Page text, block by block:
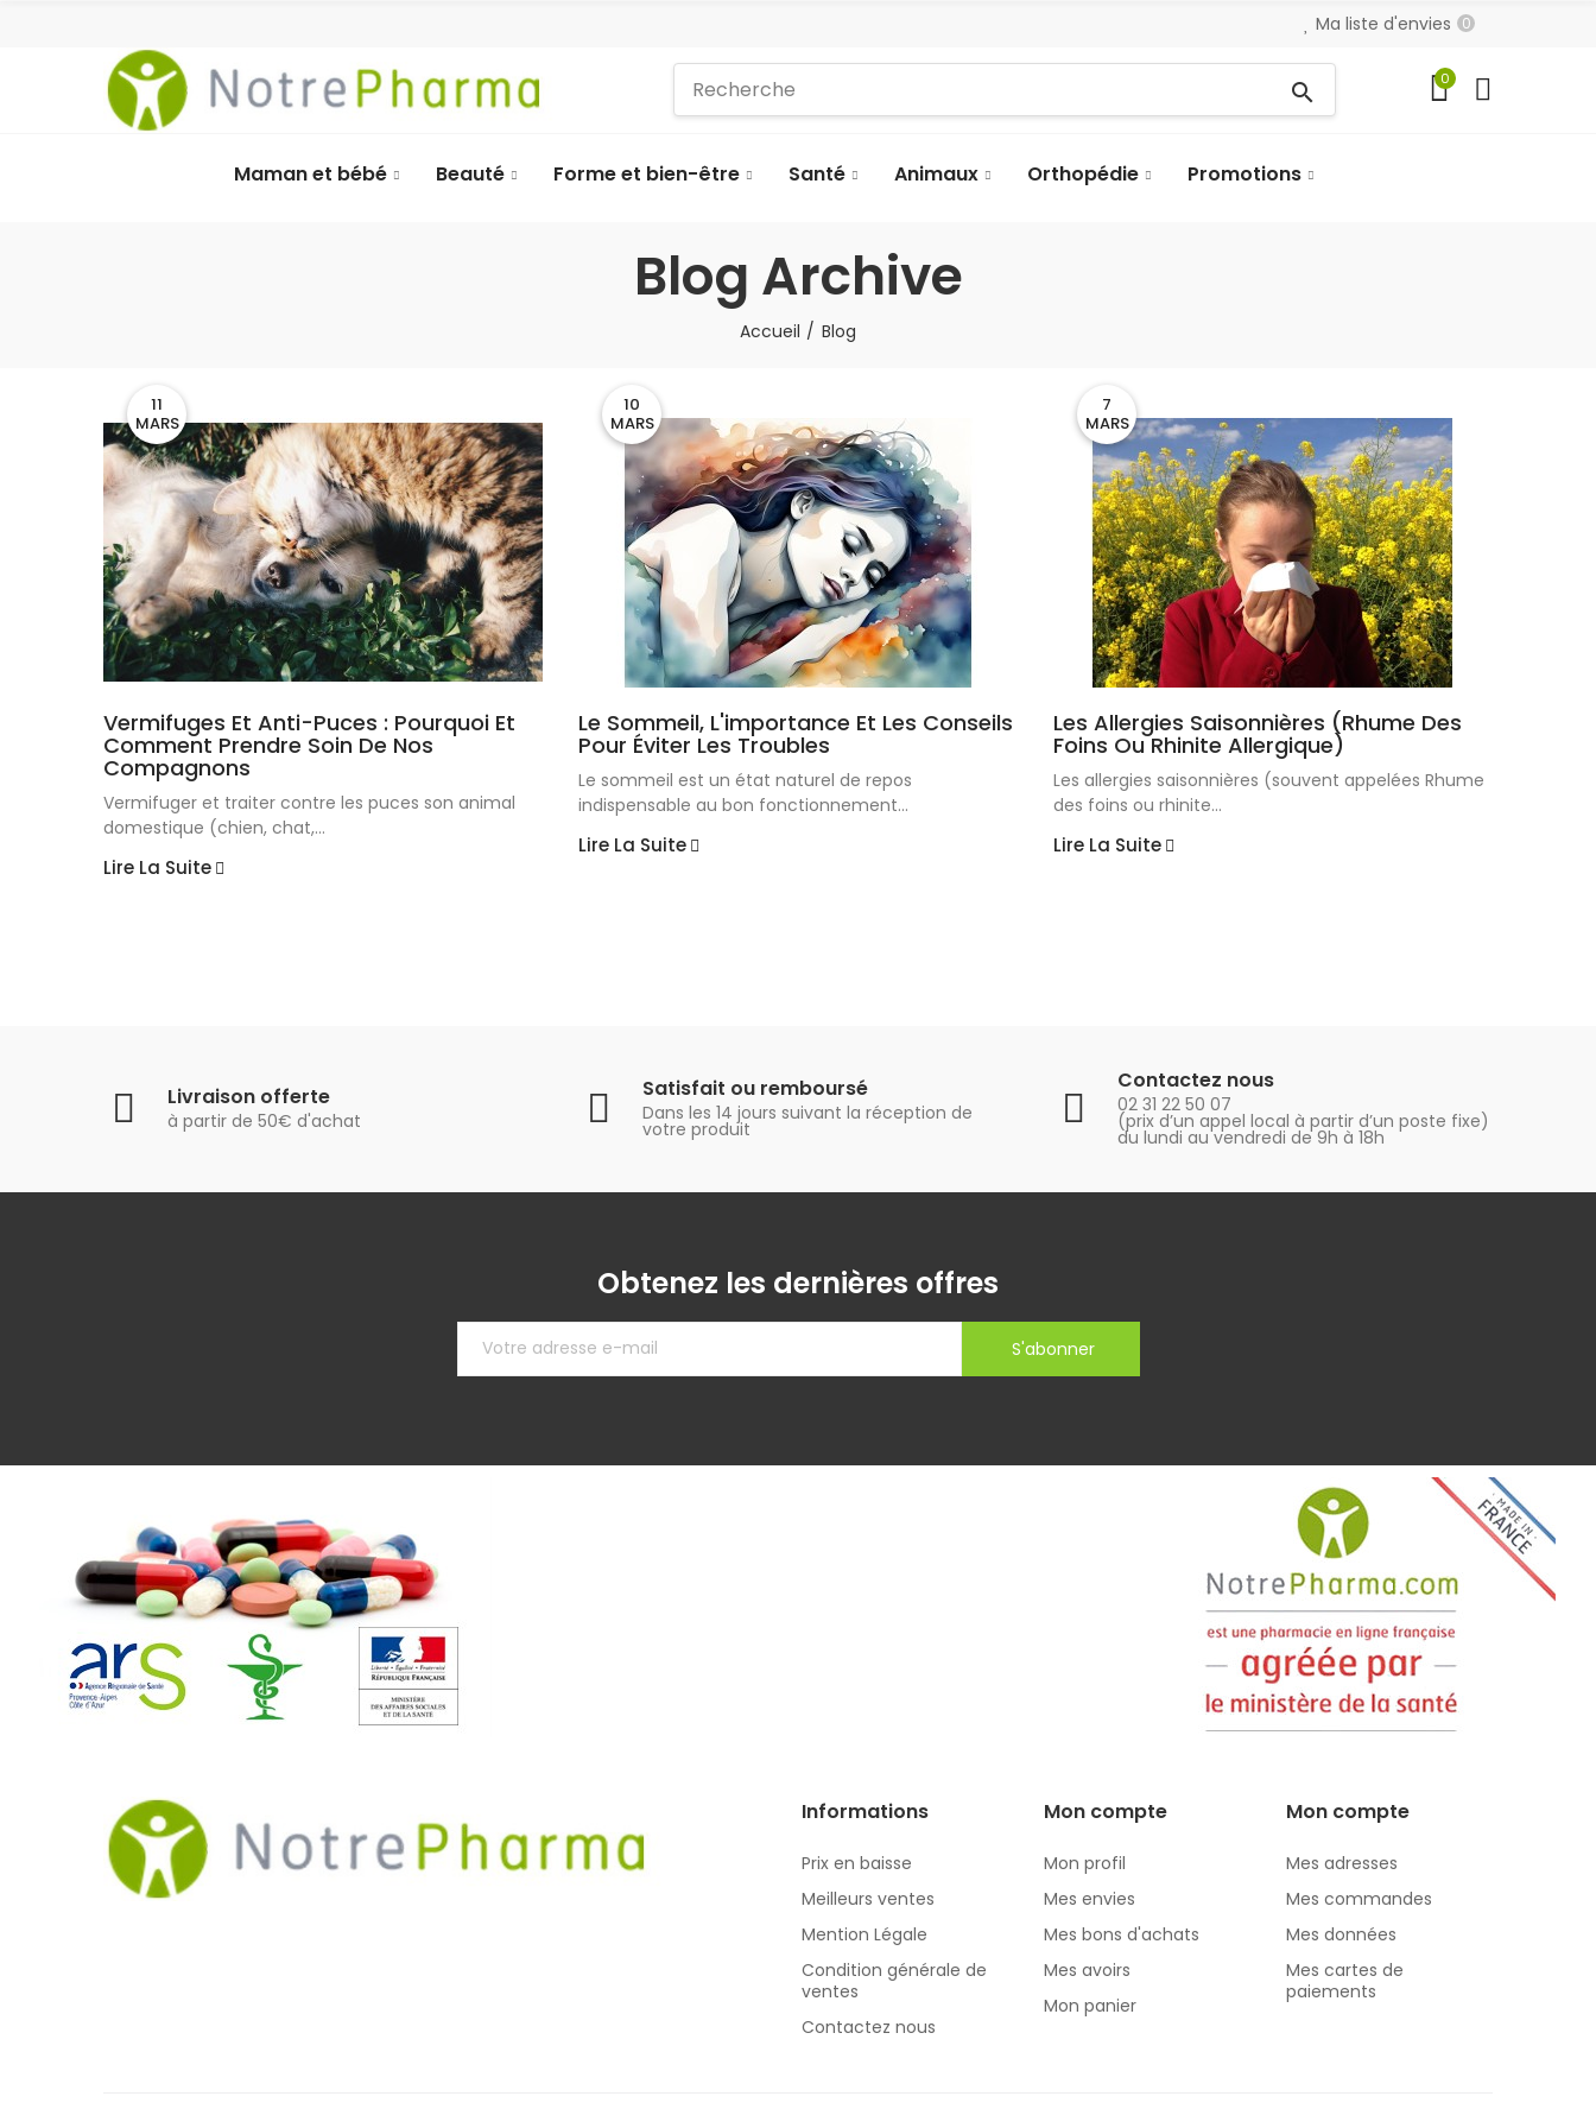
Ma liste d'envies 0
search 0
Maman et bébé Beauté Forme et bien-être Santé Animaux Orthopédie Promotions
Blog Archive
Accueil Blog
11
MARS
Vermifuges Et Anti-Puces : Pourquoi Et
Comment Prendre Soin De Nos
Compagnons
Vermifuger et traiter contre les puces son animal
domestique (chien, chat,...
Lire La Suite
10
MARS
Le Sommeil, L'importance Et Les Conseils
Pour Éviter Les Troubles
Le sommeil est un état naturel de repos
indispensable au bon fonctionnement...
Lire La Suite
7
MARS
Les Allergies Saisonnières (rhume Des
Foins Ou Rhinite Allergique)
Les allergies saisonnières (souvent appelées Rhume
des foins ou rhinite...
Lire La Suite
Livraison offerte
à partir de 50€ d'achat
Satisfait ou remboursé
Dans les 14 jours suivant la réception de
votre produit
Contactez nous
02 31 22 50 07
(prix d’un appel local à partir d’un poste fixe)
du lundi au vendredi de 9h à 18h
Obtenez les dernières offres
S'abonner
Informations
Prix en baisse
Meilleurs ventes
Mention Légale
Condition générale de
ventes
Contactez nous
Mon compte
Mon profil
Mes envies
Mes bons d'achats
Mes avoirs
Mon panier
Mon compte
Mes adresses
Mes commandes
Mes données
Mes cartes de
paiements